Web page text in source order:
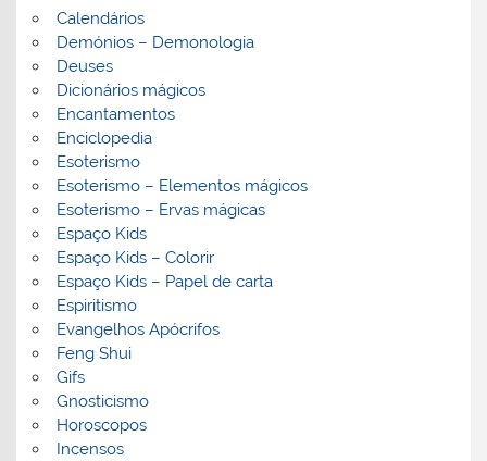
Calendários
Demónios – Demonologia
Deuses
Dicionários mágicos
Encantamentos
Enciclopedia
Esoterismo
Esoterismo – Elementos mágicos
Esoterismo – Ervas mágicas
Espaço Kids
Espaço Kids – Colorir
Espaço Kids – Papel de carta
Espiritismo
Evangelhos Apócrifos
Feng Shui
Gifs
Gnosticismo
Horoscopos
Incensos